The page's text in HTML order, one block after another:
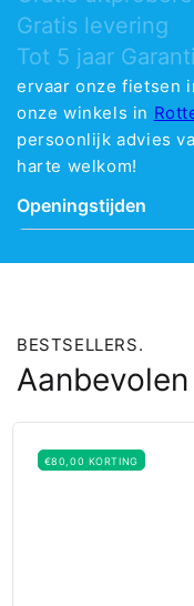
Gratis levering
Tot 5 jaar
ervaar onze fietsen
onze winkels in
persoonlijk advies
harte welkom!
Openingstijden
BESTSELLERS.
Aanbevolen
€80,00 KORTING